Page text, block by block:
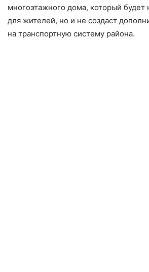
многоэтажного дома, который будет
для жителей, но и не создаст
на транспортную систему района.